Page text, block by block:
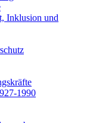
Inklusion und
1990